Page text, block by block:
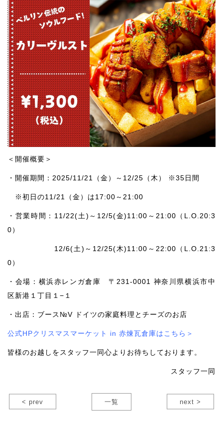
＜開催概要＞
・開催期間：2025/11/21（金）～12/25（木） ※35日間
※初日の11/21（金）は17:00～21:00
・営業時間：11/22(土)～12/5(金)11:00～21:00（L.O.20:3
0）
12/6(土)～12/25(木)11:00～22:00（L.O.21:3
0）
・会場：横浜赤レンガ倉庫 〒231-0001 神奈川県横浜市中
区新港１丁目１−１
・出店：ブース№V ドイツの家庭料理とチーズのお店
公式HPクリスマスマーケット in 赤煉瓦倉庫はこちら＞
皆様のお越しをスタッフ一同心よりお待ちしております。
スタッフ一同
< prev 一覧 next >